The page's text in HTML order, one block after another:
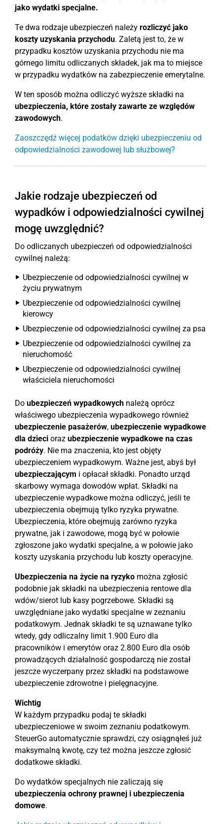
jako wydatki specjalne.
Te dwa rodzaje ubezpieczeń należy rozliczyć jako
koszty uzyskania przychodu. Zaletą jest to, że w
przypadku kosztów uzyskania przychodu nie ma
górnego limitu odliczanych składek, jak ma to miejsce
w przypadku wydatków na zabezpieczenie emerytalne.
W ten sposób można odliczyć wyższe składki na
ubezpieczenia, które zostały zawarte ze względów
zawodowych.
Zaoszczędź więcej podatków dzięki ubezpieczeniu od
odpowiedzialności zawodowej lub służbowej?
Jakie rodzaje ubezpieczeń od
wypadków i odpowiedzialności cywilnej
mogę uwzględnić?
Do odliczanych ubezpieczeń od odpowiedzialności
cywilnej należą:
Ubezpieczenie od odpowiedzialności cywilnej w
życiu prywatnym
Ubezpieczenie od odpowiedzialności cywilnej
kierowcy
Ubezpieczenie od odpowiedzialności cywilnej za psa
Ubezpieczenie od odpowiedzialności cywilnej za
nieruchomość
Ubezpieczenie od odpowiedzialności cywilnej
właściciela nieruchomości
Do ubezpieczeń wypadkowych należą oprócz
właściwego ubezpieczenia wypadkowego również
ubezpieczenie pasażerów, ubezpieczenie wypadkowe
dla dzieci oraz ubezpieczenie wypadkowe na czas
podróży. Nie ma znaczenia, kto jest objęty
ubezpieczeniem wypadkowym. Ważne jest, abyś był
ubezpieczającym i opłacał składki. Ponadto urząd
skarbowy wymaga dowodów wpłat. Składki na
ubezpieczenie wypadkowe można odliczyć, jeśli te
ubezpieczenia obejmują tylko ryzyka prywatne.
Ubezpieczenia, które obejmują zarówno ryzyka
prywatne, jak i zawodowe, mogą być w połowie
zgłoszone jako wydatki specjalne, a w połowie jako
koszty uzyskania przychodu lub koszty operacyjne.
Ubezpieczenia na życie na ryzyko można zgłosić
podobnie jak składki na ubezpieczenia rentowe dla
wdów/sierot lub kasy pogrzebowe. Składki są
uwzględniane jako wydatki specjalne w zeznaniu
podatkowym. Jednak składki te są uznawane tylko
wtedy, gdy odliczalny limit 1.900 Euro dla
pracowników i emerytów oraz 2.800 Euro dla osób
prowadzących działalność gospodarczą nie został
jeszcze wyczerpany przez składki na podstawowe
ubezpieczenie zdrowotne i pielęgnacyjne.
Wichtig
W każdym przypadku podaj te składki
ubezpieczeniowe w swoim zeznaniu podatkowym.
SteuerGo automatycznie sprawdzi, czy osiągnąłeś już
maksymalną kwotę, czy też można jeszcze zgłosić
dodatkowe składki.
Do wydatków specjalnych nie zaliczają się
ubezpieczenia ochrony prawnej i ubezpieczenia
domowe.